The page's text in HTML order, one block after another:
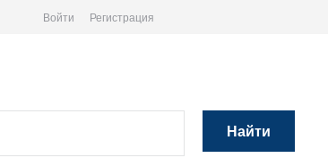
Войти Регистрация
Найти